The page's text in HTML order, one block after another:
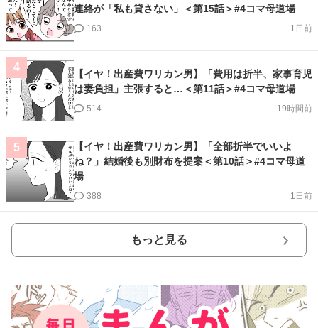
連絡が「私も貸さない」＜第15話＞#4コマ母道場
1日前
163
4
【イヤ！出産費ワリカン男】「費用は折半、家事育児
は妻負担」主張すると…＜第11話＞#4コマ母道場
19時間前
514
5
【イヤ！出産費ワリカン男】「全部折半でいいよ
ね？」結婚後も別財布を提案＜第10話＞#4コマ母道
場
1日前
388
もっと見る